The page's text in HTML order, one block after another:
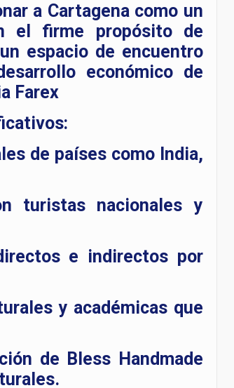
a Cartagena como un
el firme propósito de
espacio de encuentro
económico de
Farex
de países como India,
turistas nacionales y
e indirectos por
y académicas que
de Bless Handmade